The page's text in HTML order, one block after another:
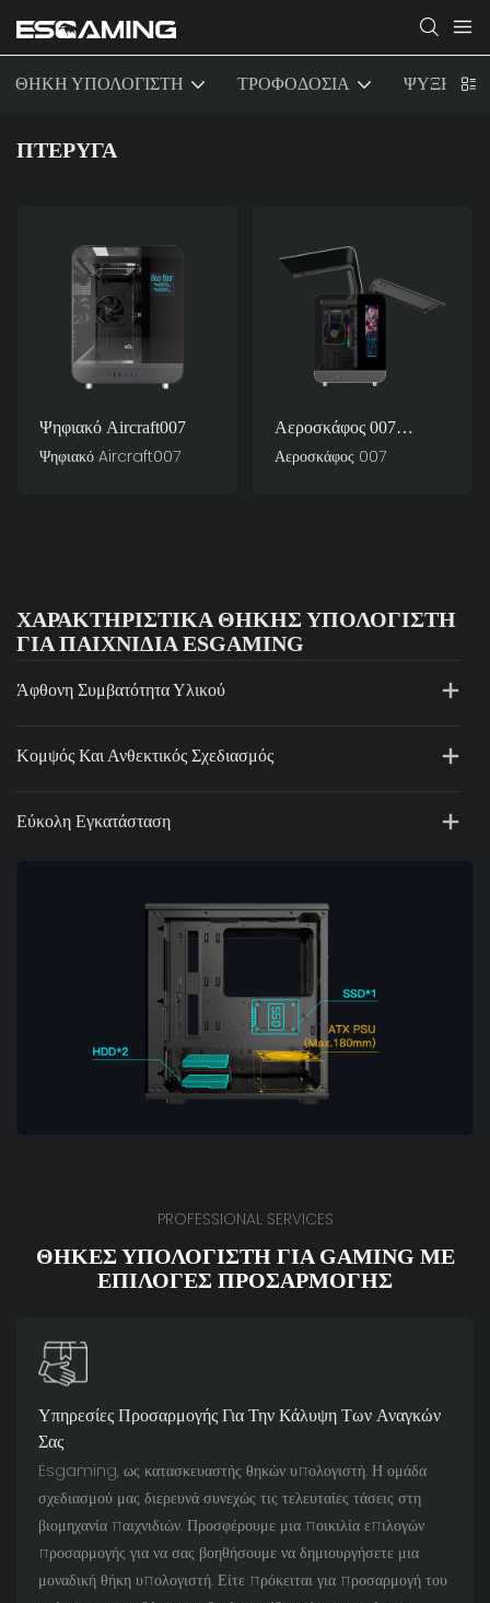
ΘΗΚΗ ΥΠΟΛΟΓΙΣΤΗ ΤΡΟΦΟΔΟΣΙΑ ΨΥΞΗ
ΠΤΕΡΥΓΑ
Ψηφιακό Aircraft007
Ψηφιακό Aircraft007
Αεροσκάφος 007
Supercar Από Θήκες
Αεροσκάφος 007
ΧΑΡΑΚΤΗΡΙΣΤΙΚΆ ΘΉΚΗΣ ΥΠΟΛΟΓΙΣΤΉ
ΓΙΑ ΠΑΙΧΝΊΔΙΑ ESGAMING
Άφθονη Συμβατότητα Υλικού
Κομψός Και Ανθεκτικός Σχεδιασμός
Εύκολη Εγκατάσταση
PROFESSIONAL SERVICES
ΘΉΚΕΣ ΥΠΟΛΟΓΙΣΤΉ ΓΙΑ GAMING ΜΕ
ΕΠΙΛΟΓΈΣ ΠΡΟΣΑΡΜΟΓΉΣ
Υπηρεσίες Προσαρμογής Για Την Κάλυψη Των Αναγκών
Σας
Esgaming, ως κατασκευαστής θηκών υπολογιστή. Η ομάδα
σχεδιασμού μας διερευνά συνεχώς τις τελευταίες τάσεις στη
βιομηχανία παιχνιδιών. Προσφέρουμε μια ποικιλία επιλογών
προσαρμογής για να σας βοηθήσουμε να δημιουργήσετε μια
μοναδική θήκη υπολογιστή. Είτε πρόκειται για προσαρμογή του